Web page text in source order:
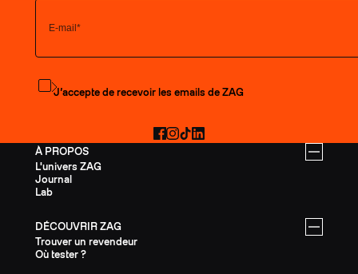
À PROPOS
L'univers ZAG
Journal
Lab
DÉCOUVRIR ZAG
Trouver un revendeur
Où tester ?
S'abonner à la newsletter
J’accepte de recevoir les emails de ZAG
Facebook
Instagram
TikTokLinkedIn